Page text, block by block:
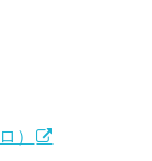
）